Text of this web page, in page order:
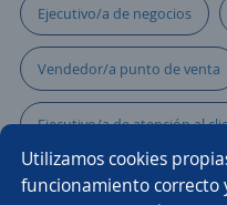
Utilizamos cookies
funcionamiento correcto
Ejecutivo/a de negocios
Vendedor/a punto de venta
Ejecutivo/a de atención al
Gerente de cuentas clave